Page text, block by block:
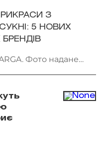
З
5 НОВИХ
Фото надане